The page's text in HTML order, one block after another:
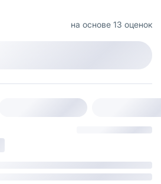
на основе 13 оценок